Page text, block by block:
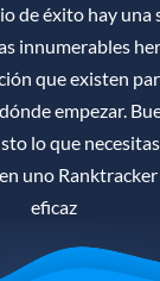
de éxito hay una
innumerables
que existen
empezar.
lo que
uno Ranktracker
eficaz